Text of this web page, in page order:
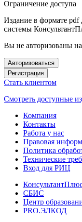
Ограничение доступа
Издание в формате pdf
системы
Вы не авторизованы
Авторизоваться
Регистрация
Стать клиентом
Смотреть доступные
Компания
Контакты
Работа у нас
Правовая
Политика
Технические
Вход для РИЦ
СБИС
Центр
PRO.ЭЛКОД